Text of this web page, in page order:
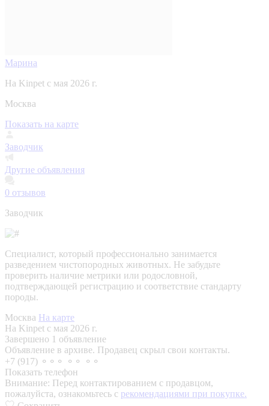
Марина
На Kinpet c мая 2026 г.
Москва
Показать на карте
Заводчик
Другие объявления
0 отзывов
Заводчик
Специалист, который профессионально занимается
разведением чистопородных животных. Не забудьте
проверить наличие метрики или родословной,
подтверждающей регистрацию и соответствие стандарту
породы.
Москва На карте
На Kinpet c мая 2026 г.
Завершено 1 объявление
Объявление в архиве. Продавец скрыл свои контакты.
+7 (917) ⚬⚬⚬ ⚬⚬ ⚬⚬
Показать телефон
Внимание: Перед контактированием с продавцом,
пожалуйста, ознакомьтесь с рекомендациями при покупке.